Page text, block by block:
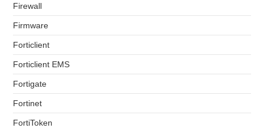
Firewall
Firmware
Forticlient
Forticlient EMS
Fortigate
Fortinet
FortiToken